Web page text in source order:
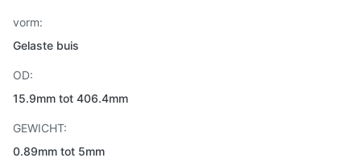
vorm:
Gelaste buis
OD:
15.9mm tot 406.4mm
GEWICHT:
0.89mm tot 5mm